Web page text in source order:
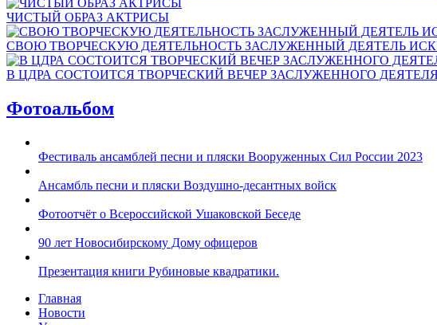
ЧИСТЫЙ ОБРАЗ АКТРИСЫ
СВОЮ ТВОРЧЕСКУЮ ДЕЯТЕЛЬНОСТЬ ЗАСЛУЖЕННЫЙ ДЕЯТЕЛЬ
В ЦДРА СОСТОИТСЯ ТВОРЧЕСКИЙ ВЕЧЕР ЗАСЛУЖЕННОГО
Фотоальбом
Фестиваль ансамблей песни и пляски Вооруженных Сил России 2023
Ансамбль песни и пляски Воздушно-десантных войск
Фотоотчёт о Всероссийской Ушаковской Беседе
90 лет Новосибирскому Дому офицеров
Презентация книги Рубиновые квадратики.
Главная
Новости